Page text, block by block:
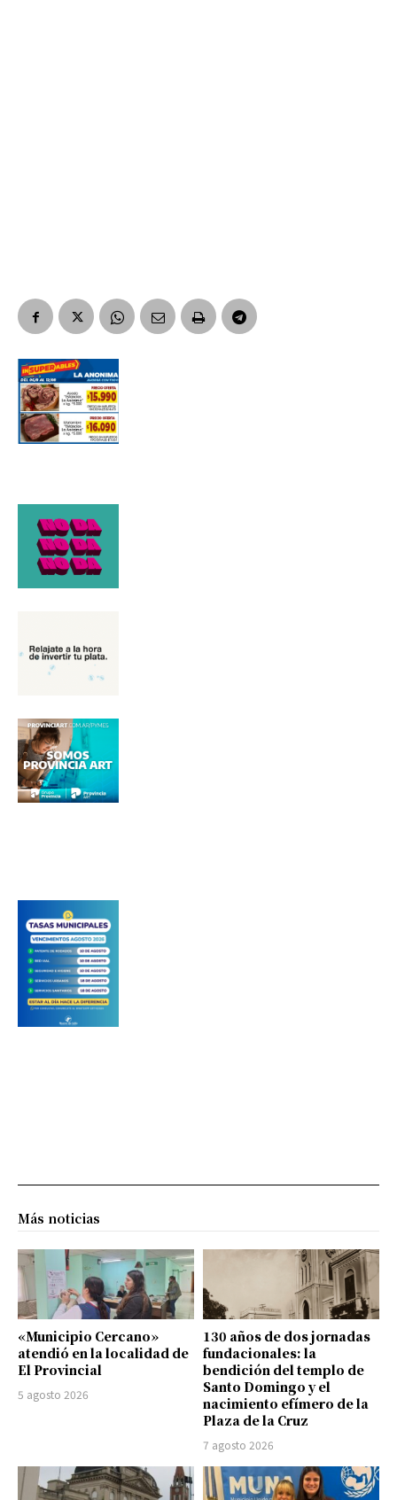
Más noticias
«Municipio Cercano»
atendió en la localidad de
El Provincial
5 agosto 2026
130 años de dos jornadas
fundacionales: la
bendición del templo de
Santo Domingo y el
nacimiento efímero de la
Plaza de la Cruz
7 agosto 2026